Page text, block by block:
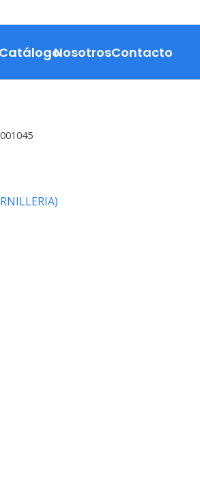
CatálogoNosotrosContacto
001045